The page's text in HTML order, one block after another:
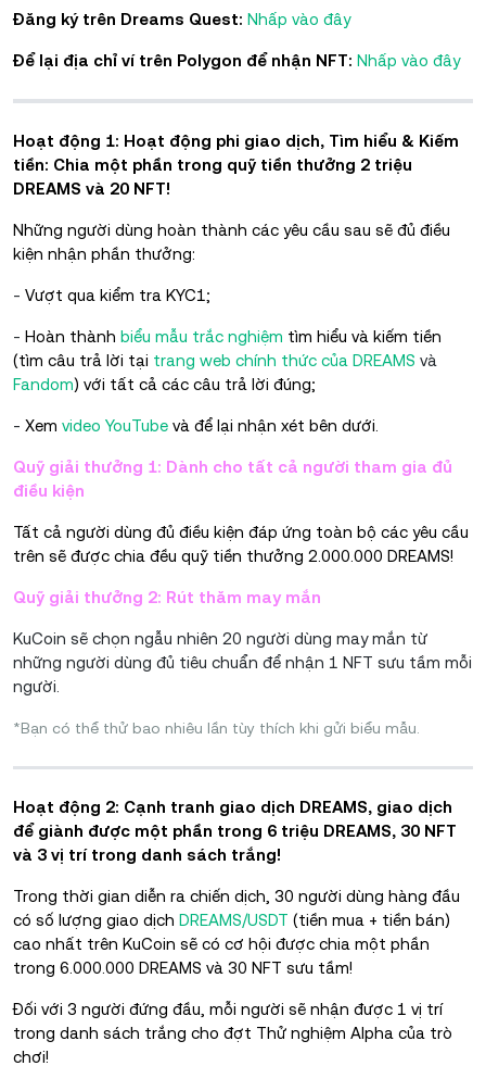
Đăng ký trên Dreams Quest: Nhấp vào đây
Để lại địa chỉ ví trên Polygon để nhận NFT: Nhấp vào đây
Hoạt động 1: Hoạt động phi giao dịch, Tìm hiểu & Kiếm
tiền: Chia một phần trong quỹ tiền thưởng 2 triệu
DREAMS và 20 NFT!
Những người dùng hoàn thành các yêu cầu sau sẽ đủ điều
kiện nhận phần thưởng:
- Vượt qua kiểm tra KYC1;
- Hoàn thành biểu mẫu trắc nghiệm tìm hiểu và kiếm tiền
(tìm câu trả lời tại trang web chính thức của DREAMS và
Fandom) với tất cả các câu trả lời đúng;
- Xem video YouTube và để lại nhận xét bên dưới.
Quỹ giải thưởng 1: Dành cho tất cả người tham gia đủ
điều kiện
Tất cả người dùng đủ điều kiện đáp ứng toàn bộ các yêu cầu
trên sẽ được chia đều quỹ tiền thưởng 2.000.000 DREAMS!
Quỹ giải thưởng 2: Rút thăm may mắn
KuCoin sẽ chọn ngẫu nhiên 20 người dùng may mắn từ
những người dùng đủ tiêu chuẩn để nhận 1 NFT sưu tầm mỗi
người.
*Bạn có thể thử bao nhiêu lần tùy thích khi gửi biểu mẫu.
Hoạt động 2: Cạnh tranh giao dịch DREAMS, giao dịch
để giành được một phần trong 6 triệu DREAMS, 30 NFT
và 3 vị trí trong danh sách trắng!
Trong thời gian diễn ra chiến dịch, 30 người dùng hàng đầu
có số lượng giao dịch DREAMS/USDT (tiền mua + tiền bán)
cao nhất trên KuCoin sẽ có cơ hội được chia một phần
trong 6.000.000 DREAMS và 30 NFT sưu tầm!
Đối với 3 người đứng đầu, mỗi người sẽ nhận được 1 vị trí
trong danh sách trắng cho đợt Thử nghiệm Alpha của trò
chơi!